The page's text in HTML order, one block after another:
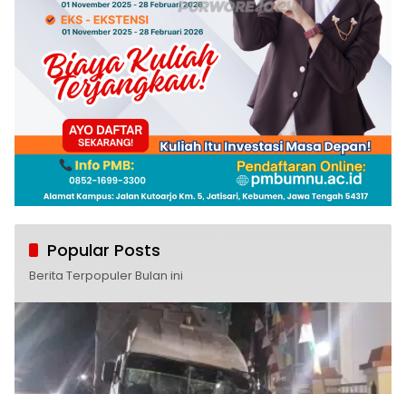
Popular Posts
Berita Terpopuler Bulan ini